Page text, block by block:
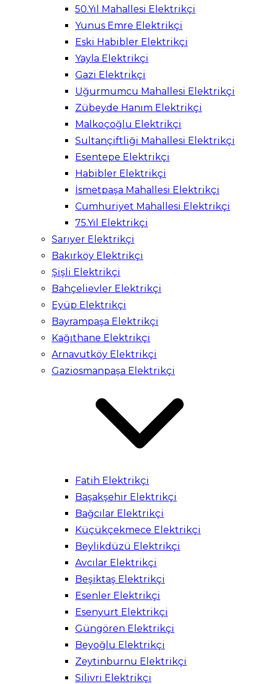
50.Yıl Mahallesi Elektrikçi
Yunus Emre Elektrikçi
Eski Habibler Elektrikçi
Yayla Elektrikçi
Gazi Elektrikçi
Uğurmumcu Mahallesi Elektrikçi
Zübeyde Hanım Elektrikçi
Malkoçoğlu Elektrikçi
Sultançiftliği Mahallesi Elektrikçi
Esentepe Elektrikçi
Habibler Elektrikçi
İsmetpaşa Mahallesi Elektrikçi
Cumhuriyet Mahallesi Elektrikçi
75.Yıl Elektrikçi
Sarıyer Elektrikçi
Bakırköy Elektrikçi
Şişli Elektrikçi
Bahçelievler Elektrikçi
Eyüp Elektrikçi
Bayrampaşa Elektrikçi
Kağıthane Elektrikçi
Arnavutköy Elektrikçi
Gaziosmanpaşa Elektrikçi
Fatih Elektrikçi
Başakşehir Elektrikçi
Bağcılar Elektrikçi
Küçükçekmece Elektrikçi
Beylikdüzü Elektrikçi
Avcılar Elektrikçi
Beşiktaş Elektrikçi
Esenler Elektrikçi
Esenyurt Elektrikçi
Güngören Elektrikçi
Beyoğlu Elektrikçi
Zeytinburnu Elektrikçi
Silivri Elektrikçi